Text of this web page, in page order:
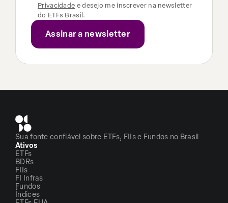
Privacidade e desejo me inscrever na newsletter
do ETFs Brasil.
Sua fonte confiável sobre ETFs, FIIs e Fundos no Brasil
Ativos
ETFs
BDRs
FIIs
FI Infras
Fundos
Índices